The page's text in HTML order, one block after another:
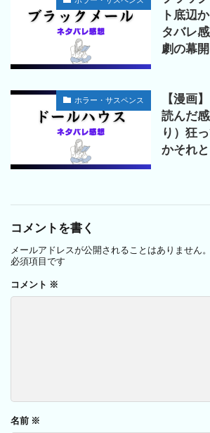
ト底辺
タバレ
劇の幕
ホラー・サスペンス
【漫画
読んだ
り）狂
かそれ
コメントを書く
メールアドレスが公開されることはありません。
必須項目です
コメント ※
名前 ※